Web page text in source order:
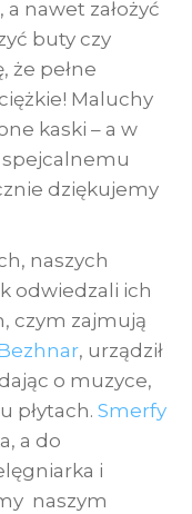
nawet założyć
buty czy
że pełne
Maluchy
kaski – a w
dziękujemy
naszych
odwiedzali ich
czym zajmują
, urządził
o muzyce,
płytach. Smerfy
a do
i
naszym